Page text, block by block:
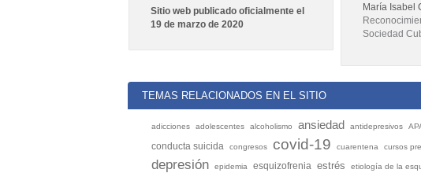
Sitio web publicado oficialmente el
19 de marzo de 2020
María Isabel
Sociedad
TEMAS RELACIONADOS EN EL SITIO
adicciones adolescentes alcoholismo ansiedad antidepresivos
conducta suicida congresos covid-19 cuarentena cursos
depresión epidemia esquizofrenia estrés etiología de la